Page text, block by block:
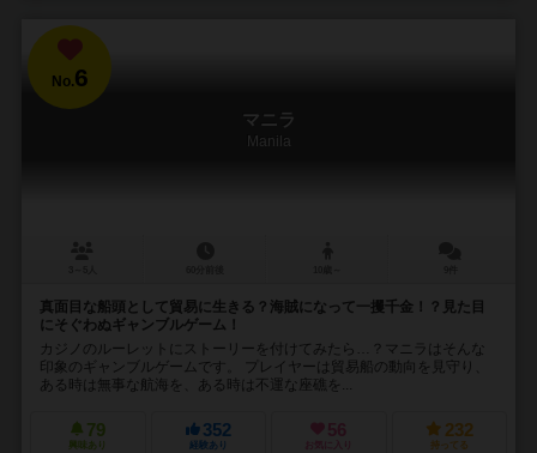
No.6
マニラ
Manila
真面目な船頭として貿易に生きる？海賊になって一攫千金！？見た目
にそぐわぬギャンブルゲーム！
カジノのルーレットにストーリーを付けてみたら…？マニラはそんな
印象のギャンブルゲームです。 プレイヤーは貿易船の動向を見守り、
ある時は無事な航海を、ある時は不運な座礁を...
79
興味あり
352
経験あり
56
お気に入り
232
持ってる